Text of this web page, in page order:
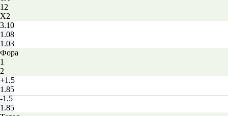
12
X2
3.10
1.08
1.03
Фора
1
2
+1.5
1.85
-1.5
1.85